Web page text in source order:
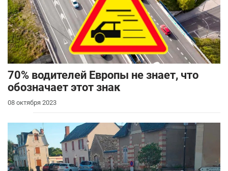
70% водителей Европы не знает, что
обозначает этот знак
08 октября 2023